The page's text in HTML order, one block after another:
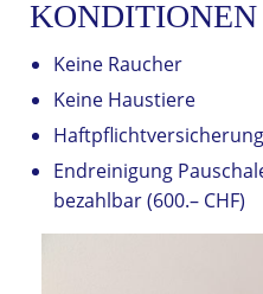
KONDITIONEN
Keine Raucher
Keine Haustiere
Endreinigung
bezahlbar (600.– CHF)